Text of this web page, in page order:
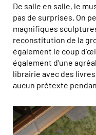
De salle en salle, le
pas de surprises. On
magnifiques
reconstitution de la
également le coup
également d’une
librairie avec des
aucun prétexte